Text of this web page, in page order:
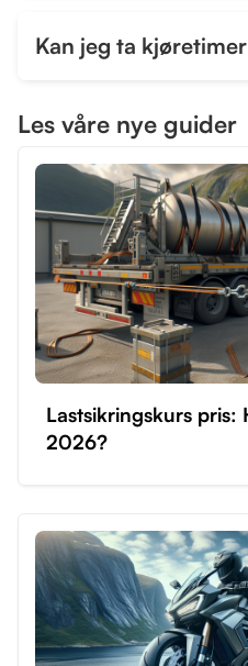
Kan jeg ta
Ja, du kan ta kjøretimer
regler som må følges.
kan begynne
Ledsageren som
og ha hatt førerkort for
Øvelseskjøring privat kan
gir fleksibilitet, men det
ansvarlige er i stand til å
starte opplæringen hos en
solid grunnopplæring før
Les våre nye guider
Lastsikringskurs pris:
2026?